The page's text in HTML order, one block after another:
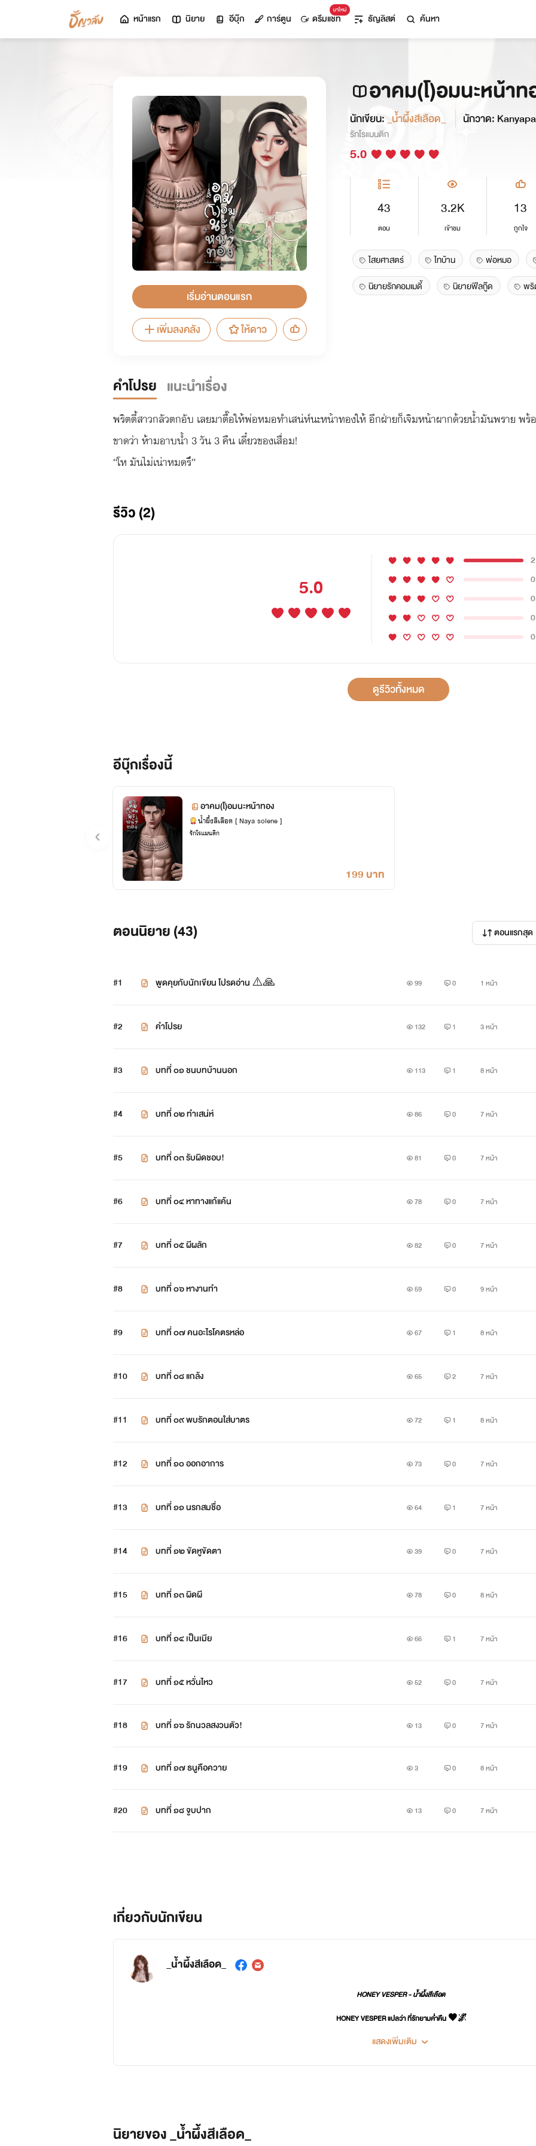
หน้าแรก นิยาย อีบุ๊ก การ์ตูน
มาใหม่
ดรีมแชท ธัญลิสต์ ค้นหา
เริ่มอ่านตอนแรก
เพิ่มลงคลัง
ให้ดาว
อาคม(โ)อมนะหน้าท
นักเขียน:_น้ำผึ้งสีเลือด_ นักวาด:
รักโรแมนติก
5.0
43
ตอน
3.2K
เข้าชม
13
ถูกใจ
ไสยศาสตร์ ไทบ้าน พ่อหมอ
นิยายรักคอมเมดี้
นิยายฟีลกู๊ด พ
คำโปรย แนะนำเรื่อง
พริตตี้สาวกลัวตกอับ เลยมาตื๊อให้พ่อหมอทำเสน่ห์นะหน้าทองให้ อีกฝ่ายก็เจิมหน้าผากด้วยน้ำมันพราย พร้
ขาดว่า ห้ามอาบน้ำ 3 วัน 3 คืน เดี๋ยวของเสื่อม!
“โห มันไม่เน่าหมดรึ”
รีวิว (2)
5.0
2
0
0
0
0
ดูรีวิวทั้งหมด
อีบุ๊กเรื่องนี้
อาคม(โ)อมนะหน้าทอง
น้ำผึ้งสีเลือด [ Naya solene ]
รักโรแมนติก
199 บาท
ตอนนิยาย (43) ตอนแรกสุด
#1 พูดคุยกับนักเขียน โปรดอ่าน ⚠️🙏 99 0 1 หน้า
#2 คำโปรย 132 1 3 หน้า
#3 บทที่ ๐๑ ชนบทบ้านนอก 113 1 8 หน้า
#4 บทที่ ๐๒ ทำเสน่ห์ 86 0 7 หน้า
#5 บทที่ ๐๓ รับผิดชอบ! 81 0 7 หน้า
#6 บทที่ ๐๔ หาทางแก้แค้น 78 0 7 หน้า
#7 บทที่ ๐๕ ผีผลัก 82 0 7 หน้า
#8 บทที่ ๐๖ หางานทำ 59 0 9 หน้า
#9 บทที่ ๐๗ คนอะไรโคตรหล่อ 67 1 8 หน้า
#10 บทที่ ๐๘ แกล้ง 65 2 7 หน้า
#11 บทที่ ๐๙ พบรักตอนใส่บาตร 72 1 8 หน้า
#12 บทที่ ๑๐ ออกอาการ 73 0 7 หน้า
#13 บทที่ ๑๑ นรกสมชื่อ 64 1 7 หน้า
#14 บทที่ ๑๒ ขัดหูขัดตา 39 0 7 หน้า
#15 บทที่ ๑๓ ผิดผี 78 0 8 หน้า
#16 บทที่ ๑๔ เป็นเมีย 66 1 7 หน้า
#17 บทที่ ๑๕ หวั่นไหว 52 0 7 หน้า
#18 บทที่ ๑๖ รักนวลสงวนตัว! 13 0 7 หน้า
#19 บทที่ ๑๗ ธนูคือควาย 3 0 8 หน้า
#20 บทที่ ๑๘ จูบปาก 13 0 7 หน้า
เกี่ยวกับนักเขียน
_น้ำผึ้งสีเลือด_
HONEY VESPER - น้ำผึ้งสีเลือด
HONEY VESPER แปลว่า ที่รักยามค่ำคืน 🖤🌌
ขอบคุณที่ติดตามผลงานค่ะ 🙏💙🙇‍♀️
แสดงเพิ่มเติม
นิยายของ _น้ำผึ้งสีเลือด_